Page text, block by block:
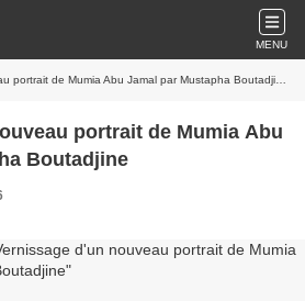
MENU
portrait de Mumia Abu Jamal par Mustapha Boutadjine
portrait de Mumia Abu
Boutadjine